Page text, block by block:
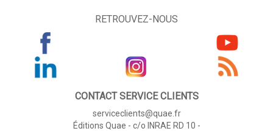
RETROUVEZ-NOUS
CONTACT SERVICE CLIENTS
serviceclients@quae.fr
Éditions Quae - c/o INRAE RD 10 -